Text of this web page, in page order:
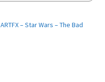
ARTFX – Star Wars – The Bad